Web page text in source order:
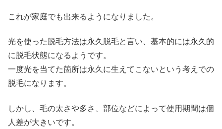
これが家庭でも出来るようになりました。
光を使った脱毛方法は永久脱毛と言い、基本的には永久的
に脱毛状態になるようです。
一度光を当てた箇所は永久に生えてこないという考えでの
脱毛になります。
しかし、毛の太さや多さ、部位などによって使用期間は個
人差が大きいです。